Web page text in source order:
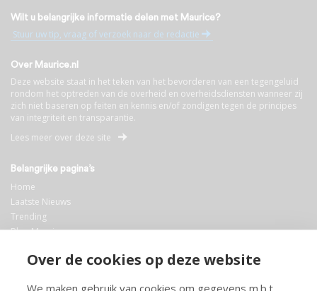
Over de cookies op deze website
We maken gebruik van cookies om gegevens m.b.t.
Wilt u belangrijke informatie delen met Maurice?
Stuur uw tip, vraag of verzoek naar de redactie
Over Maurice.nl
Deze website staat in het teken van het bevorderen van een tegengeluid
rondom het optreden van de overheid en overheidsdiensten wanneer zij
zich niet baseren op feiten en kennis en/of zondigen tegen de principes
van integriteit en transparantie.
Lees meer over deze site
Belangrijke pagina’s
Home
Laatste Nieuws
Trending
Blog Maurice
Bibliotheek